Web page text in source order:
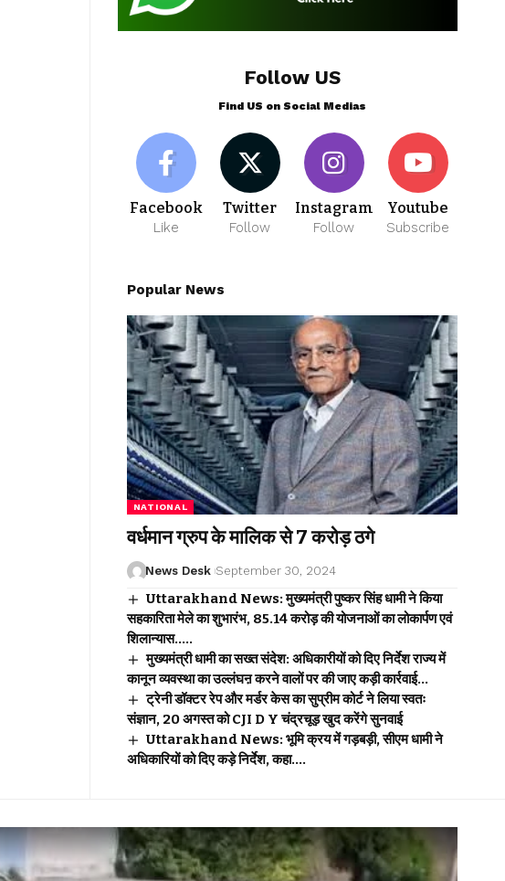
Follow US
Find US on Social Medias
Facebook
Like
Twitter
Follow
Instagram
Follow
Youtube
Subscribe
Popular News
NATIONAL
वर्धमान ग्रुप के मालिक से 7 करोड़ ठगे
News Desk September 30, 2024
Uttarakhand News: मुख्यमंत्री पुष्कर सिंह धामी ने किया
सहकारिता मेले का शुभारंभ, ₹85.14 करोड़ की योजनाओं का लोकार्पण एवं
शिलान्यास…..
मुख्यमंत्री धामी का सख्त संदेश: अधिकारीयों को दिए निर्देश राज्य में
कानून व्यवस्था का उल्लंघऩ करने वालों पर की जाए कड़ी कार्रवाई…
ट्रेनी डॉक्टर रेप और मर्डर केस का सुप्रीम कोर्ट ने लिया स्वतः
संज्ञान, 20 अगस्त को CJI D Y चंद्रचूड़ खुद करेंगे सुनवाई
Uttarakhand News: भूमि क्रय में गड़बड़ी, सीएम धामी ने
अधिकारियों को दिए कड़े निर्देश, कहा….